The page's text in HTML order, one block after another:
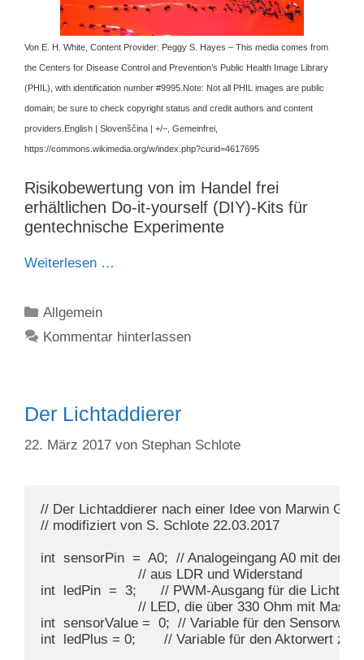
Von E. H. White, Content Provider: Peggy S. Hayes – This media comes from
the Centers for Disease Control and Prevention’s Public Health Image Library
(PHIL), with identification number #9995.Note: Not all PHIL images are public
domain; be sure to check copyright status and credit authors and content
providers.English | Slovenščina | +/−, Gemeinfrei,
https://commons.wikimedia.org/w/index.php?curid=4617695
Risikobewertung von im Handel frei
erhältlichen Do-it-yourself (DIY)-Kits für
gentechnische Experimente
Weiterlesen …
Kategorien
Allgemein
Kommentar hinterlassen
Der Lichtaddierer
22. März 2017 von Stephan Schlote
// Der Lichtaddierer nach einer Idee von Marwin
// modifiziert von S. Schlote 22.03.2017
int  sensorPin  =  A0;  // Analogeingang A0 mit der
                        // aus LDR und Widerstand
int  ledPin  =  3;      // PWM-Ausgang für die
// LED, die über 330 Ohm mit
int  sensorValue =  0;  // Variable für den Sensorwert
int  ledPlus = 0;       // Variable für den Aktorwert